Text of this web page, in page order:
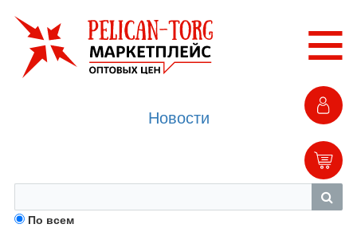
По всем
Новости